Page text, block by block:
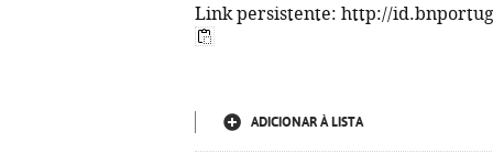
Link persistente: http://
ADICIONAR À LISTA